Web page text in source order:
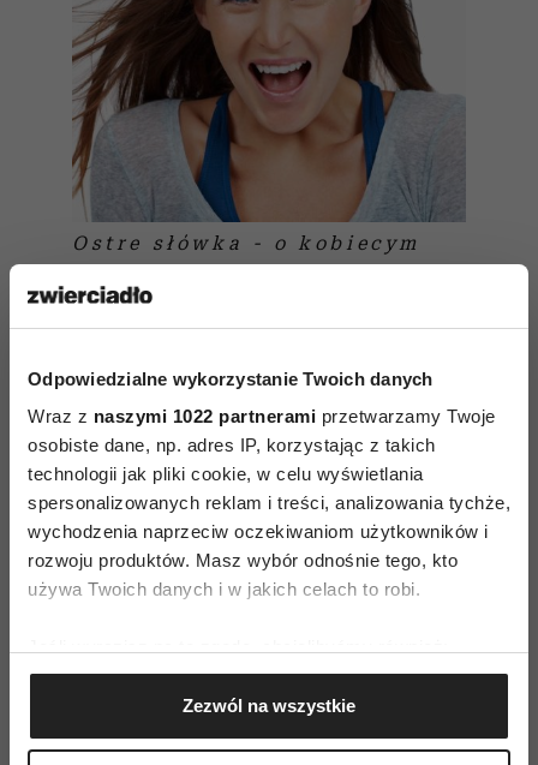
Odpowiedzialne wykorzystanie Twoich danych
Wraz z naszymi 1022 partnerami przetwarzamy Twoje
osobiste dane, np. adres IP, korzystając z takich
technologii jak pliki cookie, w celu wyświetlania
spersonalizowanych reklam i treści, analizowania tychże,
wychodzenia naprzeciw oczekiwaniom użytkowników i
rozwoju produktów. Masz wybór odnośnie tego, kto
używa Twoich danych i w jakich celach to robi.
Gromadzić dane dotyczące Twojej lokalizacji
geograficznej z dokładnością nawet do kilku metrów
Identyfikować Twoje urządzenie, aktywnie
Zezwól na wszystkie
Ostre słówka - o kobiecym
AUTOPROMOCJA